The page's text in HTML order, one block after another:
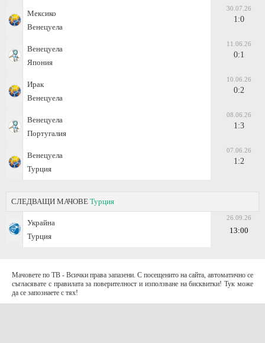
Мексико
Венецуела
30.07.26
1:0
Венецуела
Япония
11.06.26
0:1
Ирак
Венецуела
10.06.26
0:2
Венецуела
Португалия
08.06.26
1:3
Венецуела
Турция
07.06.26
1:2
СЛЕДВАЩИ МАЧОВЕ Турция
Украйна
Турция
26.09.26
13:00
Мачовете по ТВ - Всички права запазени. С посещенито на сайта, автоматично се
съгласявате с правилата за поверителност и използване на бисквитки! Тук може
да се запознаете с тях!